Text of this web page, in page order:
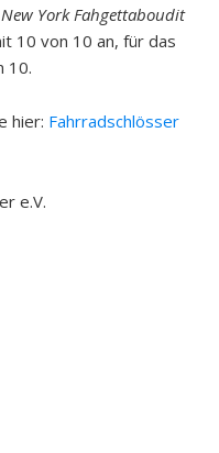
York Fahgettaboudit
10 von 10 an, für das
10.
hier: Fahrradschlösser
e.V.